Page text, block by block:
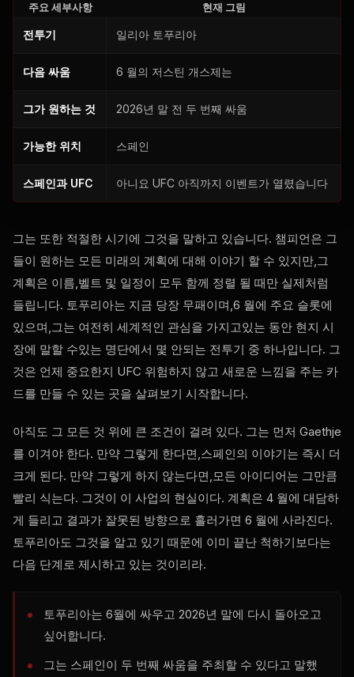
주요 세부사항 현재 그림
전투기 일리아 토푸리아
다음 싸움 6 월의 저스틴 개스제는
그가 원하는 것 2026년 말 전 두 번째 싸움
가능한 위치 스페인
스페인과 UFC 아니요 UFC 아직까지 이벤트가 열렸습니다
그는 또한 적절한 시기에 그것을 말하고 있습니다. 챔피언은 그
들이 원하는 모든 미래의 계획에 대해 이야기 할 수 있지만,그
계획은 이름,벨트 및 일정이 모두 함께 정렬 될 때만 실제처럼
들립니다. 토푸리아는 지금 당장 무패이며,6 월에 주요 슬롯에
있으며,그는 여전히 세계적인 관심을 가지고있는 동안 현지 시
장에 말할 수있는 명단에서 몇 안되는 전투기 중 하나입니다. 그
것은 언제 중요한지 UFC 위험하지 않고 새로운 느낌을 주는 카
드를 만들 수 있는 곳을 살펴보기 시작합니다.
아직도 그 모든 것 위에 큰 조건이 걸려 있다. 그는 먼저 Gaethje
를 이겨야 한다. 만약 그렇게 한다면,스페인의 이야기는 즉시 더
크게 된다. 만약 그렇게 하지 않는다면,모든 아이디어는 그만큼
빨리 식는다. 그것이 이 사업의 현실이다. 계획은 4 월에 대담하
게 들리고 결과가 잘못된 방향으로 흘러가면 6 월에 사라진다.
토푸리아도 그것을 알고 있기 때문에 이미 끝난 척하기보다는
다음 단계로 제시하고 있는 것이리라.
토푸리아는 6월에 싸우고 2026년 말에 다시 돌아오고
싶어합니다.
그는 스페인이 두 번째 싸움을 주최할 수 있다고 말했